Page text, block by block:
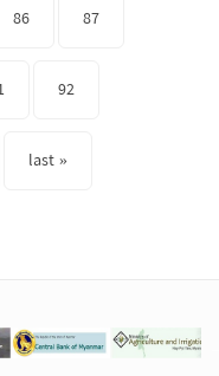
86
87
92
last »